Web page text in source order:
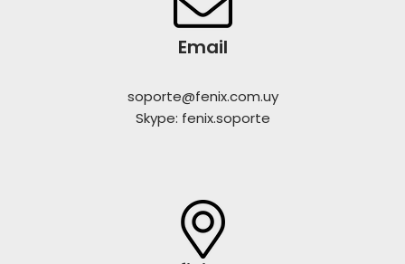
Email
soporte@fenix.com.uy
Skype: fenix.soporte